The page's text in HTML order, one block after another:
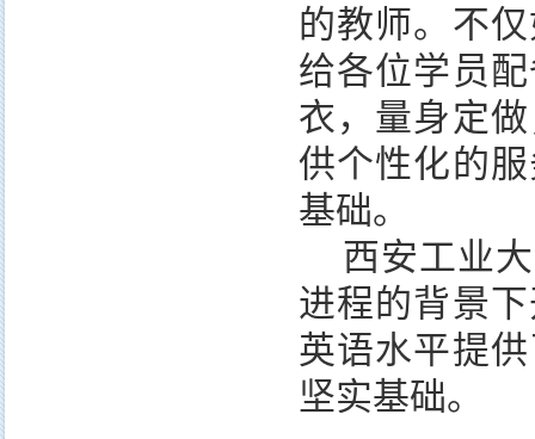
的教师。不
给各位学员
衣，量身定
供个性化的
基础。
西安工业
进程的背景
英语水平提
坚实基础。